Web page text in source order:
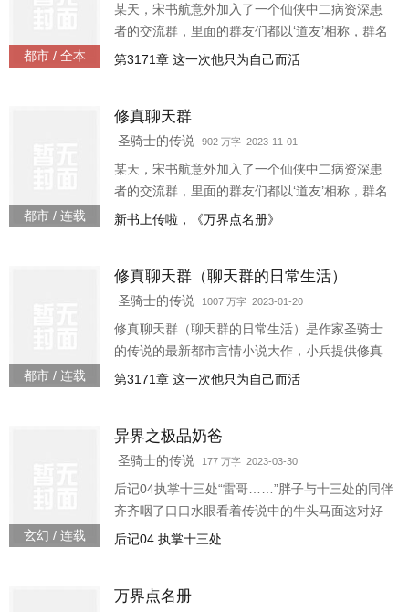
都市 / 全本
某天，宋书航意外加入了一个仙侠中二病资深患
者的交流群，里面的群友们都以‘道友’相称，群名
片都是各种府主、洞主、真人、天师。连群主走
第3171章 这一次他只为自己而活
都市 / 连载
修真聊天群
圣骑士的传说 902 万字 2023-11-01
某天，宋书航意外加入了一个仙侠中二病资深患
者的交流群，里面的群友们都以‘道友’相称，群名
片都是各种府主、洞主、真人、天师。连群主走
新书上传啦，《万界点名册》
都市 / 连载
修真聊天群（聊天群的日常生活）
圣骑士的传说 1007 万字 2023-01-20
修真聊天群（聊天群的日常生活）是作家圣骑士
的传说的最新都市言情小说大作，小兵提供修真
聊天群（聊天群的日常生活）最新章节，修真聊
第3171章 这一次他只为自己而活
玄幻 / 连载
异界之极品奶爸
圣骑士的传说 177 万字 2023-03-30
后记04执掌十三处“雷哥……”胖子与十三处的同伴
齐齐咽了口口水眼看着传说中的牛头马面这对好
基友将十三处的几个老家伙灵魂拖走。全本小说
后记04 执掌十三处
万界点名册